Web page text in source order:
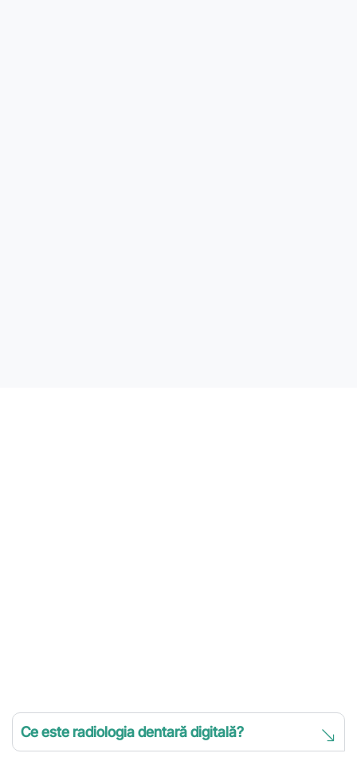
Ce este radiologia dentară digitală?